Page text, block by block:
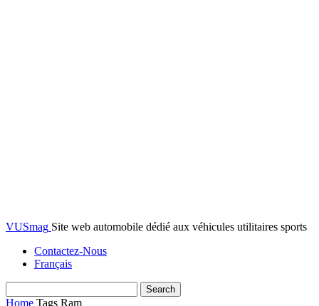
VUSmag Site web automobile dédié aux véhicules utilitaires sports
Contactez-Nous
Français
Home Tags Ram